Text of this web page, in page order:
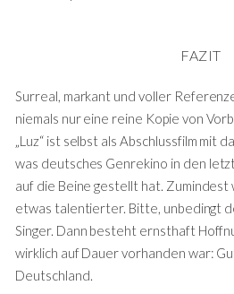
FAZIT
Surreal, markant und voller
niemals nur eine reine Kopie von
„Luz“ ist selbst als Abschlussfilm mit
was deutsches Genrekino in den
auf die Beine gestellt hat. Zumindest
etwas talentierter. Bitte, unbedingt
Singer. Dann besteht ernsthaft
wirklich auf Dauer vorhanden war:
Deutschland.